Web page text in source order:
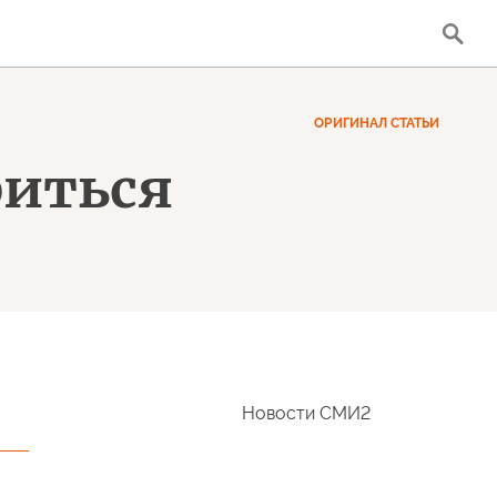
ОРИГИНАЛ СТАТЬИ
Новости СМИ2